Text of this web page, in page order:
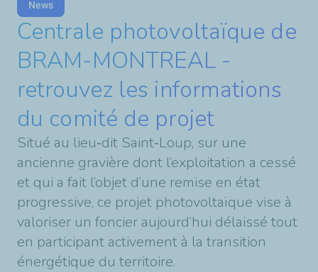
News
Centrale photovoltaïque de
BRAM-MONTREAL -
retrouvez les informations
du comité de projet
Situé au lieu‑dit Saint‑Loup, sur une
ancienne gravière dont l’exploitation a cessé
et qui a fait l’objet d’une remise en état
progressive, ce projet photovoltaïque vise à
valoriser un foncier aujourd’hui délaissé tout
en participant activement à la transition
énergétique du territoire.